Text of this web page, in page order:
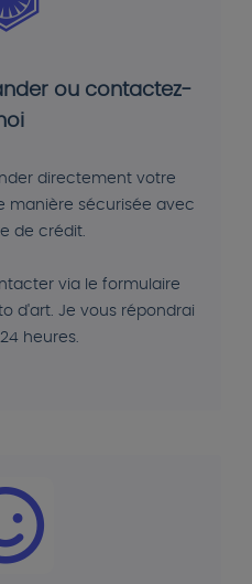
ou contactez-
directement votre
manière sécurisée avec
de crédit.
via le formulaire
d'art. Je vous répondrai
heures.